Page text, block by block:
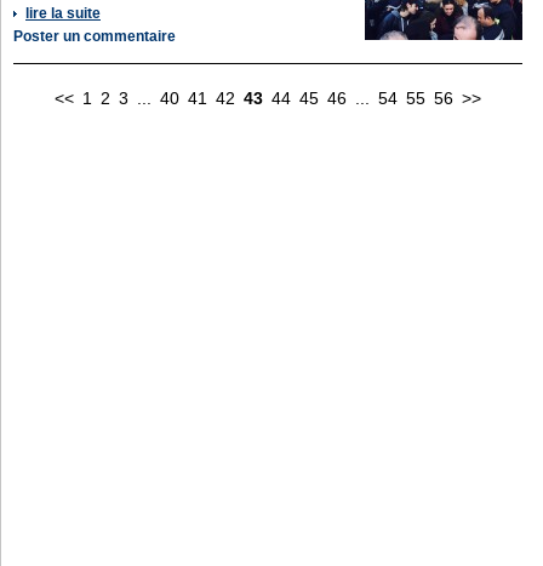
lire la suite
Poster un commentaire
<< 1 2 3 40 41 42 43 44 45 46 54 55 56 >>